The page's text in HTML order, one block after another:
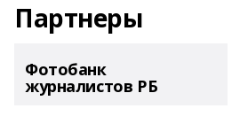
Партнеры
Фотобанк
журналистов РБ